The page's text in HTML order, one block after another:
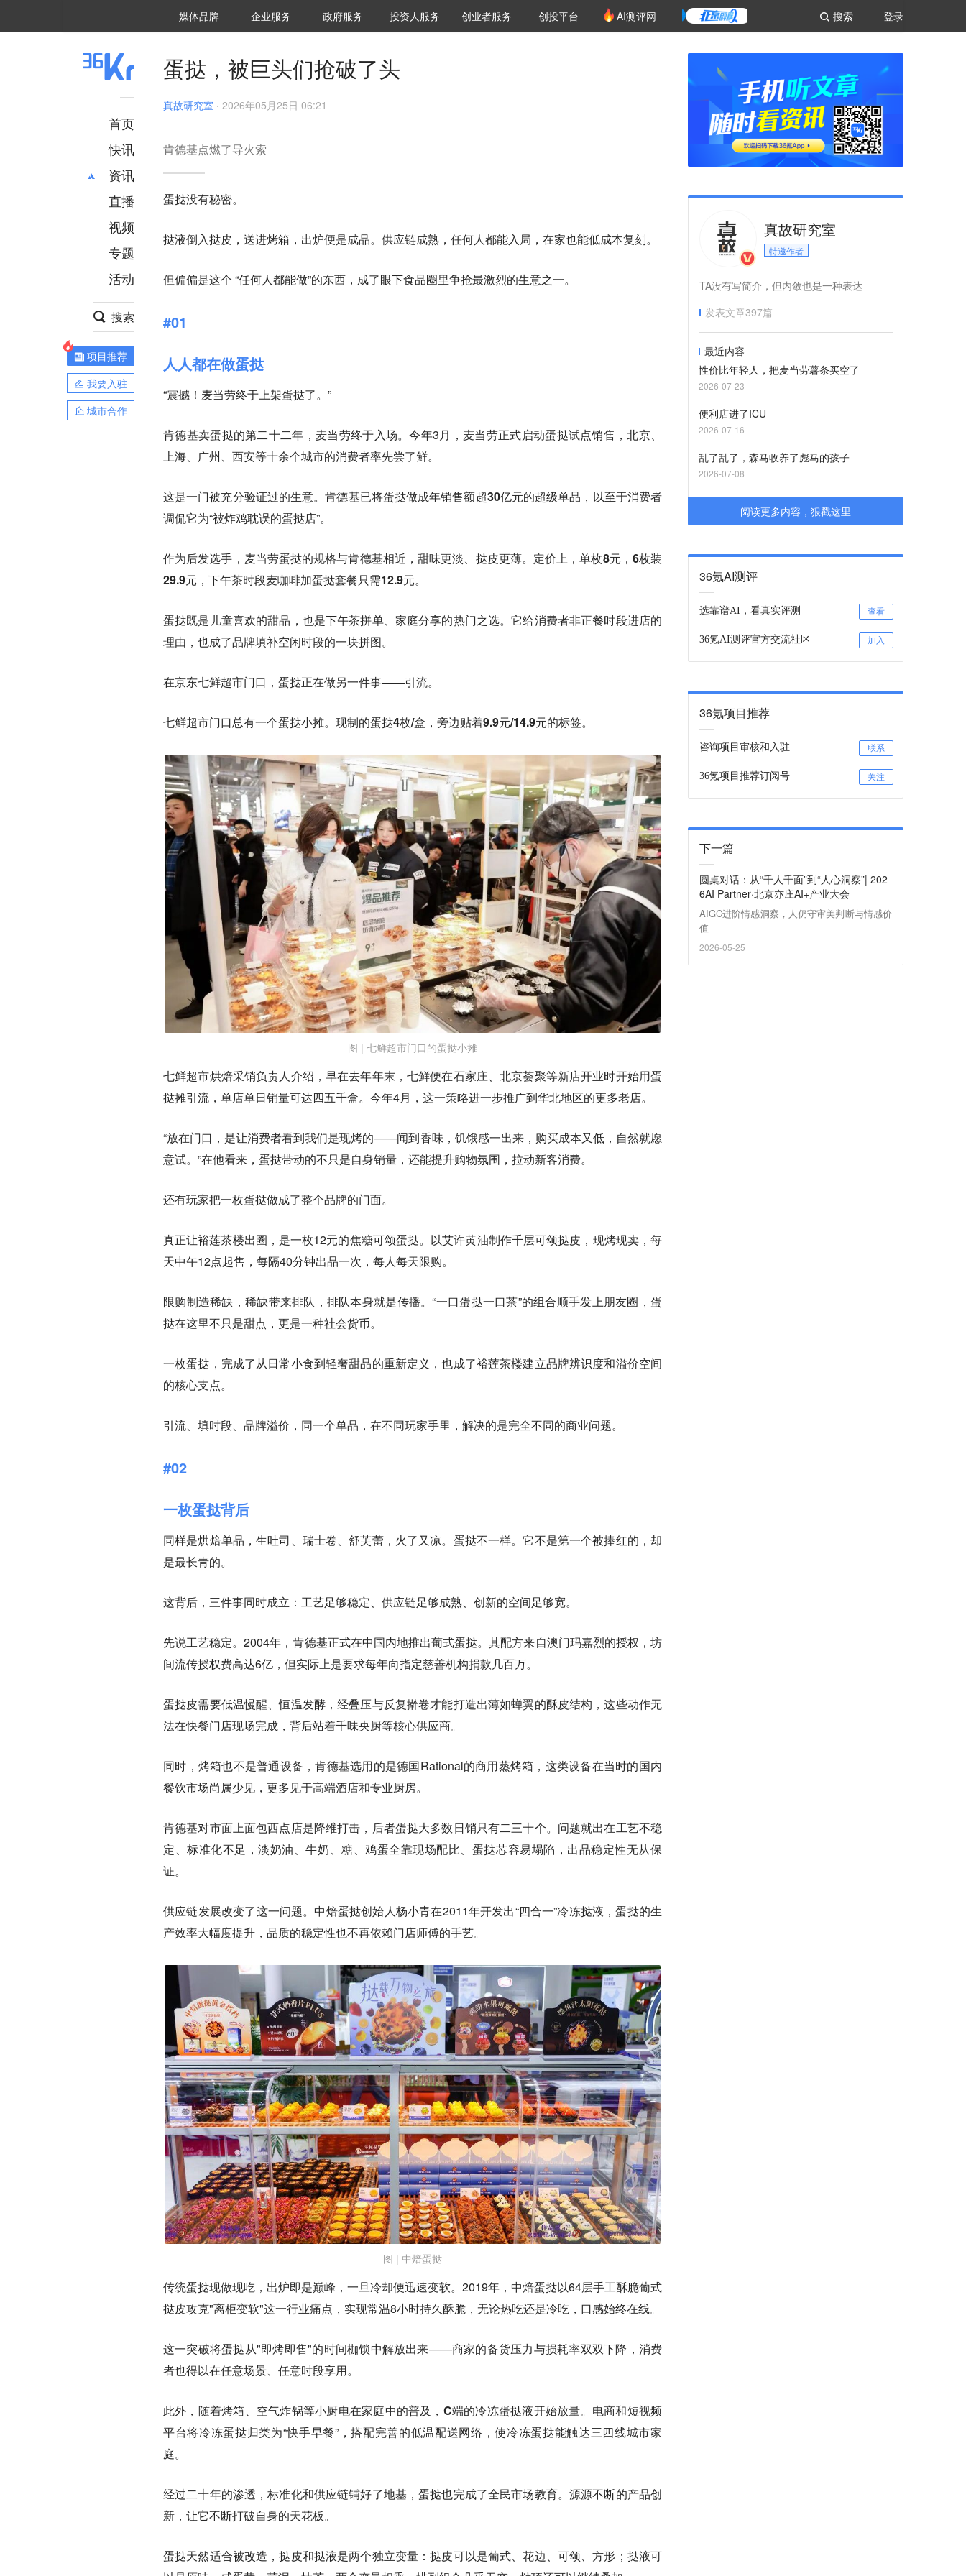
登录
搜索
媒体品牌 36Kr研究院
企业服务 城市之窗
政府服务 VClub投资机构库
投资机构职位推介
投资人服务 创投氪堂
创业者服务 创投平台 AI测评网
首页
快讯
资讯
推荐
财经
项目推荐
安徽
直播
视频
专题
活动
搜索
项目推荐
我要入驻
城市合作
蛋挞，被巨头们抢破了头
真故研究室 · 2026年05月25日 06:21
肯德基点燃了导火索
蛋挞没有秘密。
挞液倒入挞皮，送进烤箱，出炉便是成品。供应链成熟，任何人都能入局，在家也能低成本复刻。
但偏偏是这个 “任何人都能做”的东西，成了眼下食品圈里争抢最激烈的生意之一。
#01
人人都在做蛋挞
“震撼！麦当劳终于上架蛋挞了。”
肯德基卖蛋挞的第二十二年，麦当劳终于入场。今年3月，麦当劳正式启动蛋挞试点销售，北京、
上海、广州、西安等十余个城市的消费者率先尝了鲜。
这是一门被充分验证过的生意。肯德基已将蛋挞做成年销售额超30亿元的超级单品，以至于消费者
调侃它为“被炸鸡耽误的蛋挞店”。
作为后发选手，麦当劳蛋挞的规格与肯德基相近，甜味更淡、挞皮更薄。 定价上，单枚8元，6枚装
29.9元，下午茶时段麦咖啡加蛋挞套餐只需12.9元。
蛋挞既是儿童喜欢的甜品，也是下午茶拼单、家庭分享的热门之选。它给消费者非正餐时段进店的
理由，也成了品牌填补空闲时段的一块拼图。
在京东七鲜超市门口，蛋挞正在做另一件事——引流。
七鲜超市门口总有一个蛋挞小摊。现制的蛋挞4枚/盒，旁边贴着9.9元/14.9元的标签。
图 | 七鲜超市门口的蛋挞小摊
七鲜超市烘焙采销负责人介绍，早在去年年末，七鲜便在石家庄、北京荟聚等新店开业时开始用蛋
挞摊引流，单店单日销量可达四五千盒。今年4月，这一策略进一步推广到华北地区的更多老店。
“放在门口，是让消费者看到我们是现烤的——闻到香味，饥饿感一出来，购买成本又低，自然就愿
意试。”在他看来，蛋挞带动的不只是自身销量，还能提升购物氛围，拉动新客消费。
还有玩家把一枚蛋挞做成了整个品牌的门面。
真正让裕莲茶楼出圈，是一枚12元的焦糖可颂蛋挞。以艾许黄油制作千层可颂挞皮，现烤现卖，每
天中午12点起售，每隔40分钟出品一次，每人每天限购。
限购制造稀缺，稀缺带来排队，排队本身就是传播。“一口蛋挞一口茶”的组合顺手发上朋友圈，蛋
挞在这里不只是甜点，更是一种社会货币。
一枚蛋挞，完成了从日常小食到轻奢甜品的重新定义，也成了裕莲茶楼建立品牌辨识度和溢价空间
的核心支点。
引流、填时段、品牌溢价，同一个单品，在不同玩家手里，解决的是完全不同的商业问题。
#02
一枚蛋挞背后
同样是烘焙单品，生吐司、瑞士卷、舒芙蕾，火了又凉。蛋挞不一样。它不是第一个被捧红的，却
是最长青的。
这背后，三件事同时成立： 工艺足够稳定、供应链足够成熟、创新的空间足够宽。
先说工艺稳定。2004年，肯德基正式在中国内地推出葡式蛋挞。其配方来自澳门玛嘉烈的授权，坊
间流传授权费高达6亿，但实际上是要求每年向指定慈善机构捐款几百万。
蛋挞皮需要低温慢醒、恒温发酵，经叠压与反复擀卷才能打造出薄如蝉翼的酥皮结构，这些动作无
法在快餐门店现场完成，背后站着千味央厨等核心供应商。
同时，烤箱也不是普通设备，肯德基选用的是德国Rational的商用蒸烤箱，这类设备在当时的国内
餐饮市场尚属少见，更多见于高端酒店和专业厨房。
肯德基对市面上面包西点店是降维打击，后者蛋挞大多数日销只有二三十个。问题就出在工艺不稳
定、标准化不足，淡奶油、牛奶、糖、鸡蛋全靠现场配比、蛋挞芯容易塌陷，出品稳定性无从保
证。
供应链发展改变了这一问题。中焙蛋挞创始人杨小青在2011年开发出“四合一”冷冻挞液，蛋挞的生
产效率大幅度提升，品质的稳定性也不再依赖门店师傅的手艺。
图 | 中焙蛋挞
传统蛋挞现做现吃，出炉即是巅峰，一旦冷却便迅速变软。2019年，中焙蛋挞以64层手工酥脆葡式
挞皮攻克"离柜变软"这一行业痛点，实现常温8小时持久酥脆，无论热吃还是冷吃，口感始终在线。
这一突破将蛋挞从"即烤即售"的时间枷锁中解放出来——商家的备货压力与损耗率双双下降，消费
者也得以在任意场景、任意时段享用。
此外，随着烤箱、空气炸锅等小厨电在家庭中的普及，C端的冷冻蛋挞液开始放量。 电商和短视频
平台将冷冻蛋挞归类为“快手早餐”，搭配完善的低温配送网络，使冷冻蛋挞能触达三四线城市家
庭。
经过二十年的渗透，标准化和供应链铺好了地基，蛋挞也完成了全民市场教育。源源不断的产品创
新，让它不断打破自身的天花板。
蛋挞天然适合被改造，挞皮和挞液是两个独立变量：挞皮可以是葡式、花边、可颂、方形；挞液可
真故研究室
特邀作者
TA没有写简介，但内敛也是一种表达
发表文章397篇
最近内容
性价比年轻人，把麦当劳薯条买空了
2026-07-23
便利店进了ICU
2026-07-16
乱了乱了，森马收养了彪马的孩子
2026-07-08
阅读更多内容，狠戳这里
36氪AI测评
选靠谱AI，看真实评测 查看
36氪AI测评官方交流社区 加入
36氪项目推荐
咨询项目审核和入驻 联系
36氪项目推荐订阅号 关注
下一篇
圆桌对话：从“千人千面”到“人心洞察”| 202
6AI Partner·北京亦庄AI+产业大会
AIGC进阶情感洞察，人仍守审美判断与情感价
值
2026-05-25